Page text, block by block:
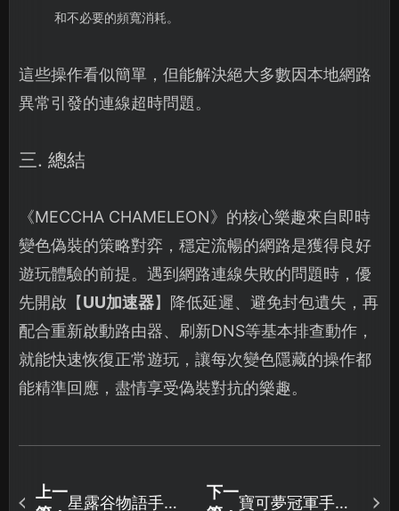
和不必要的頻寬消耗。
這些操作看似簡單，但能解決絕大多數因本地網路
異常引發的連線超時問題。
三. 總結
《MECCHA CHAMELEON》的核心樂趣來自即時
變色偽裝的策略對弈，穩定流暢的網路是獲得良好
遊玩體驗的前提。遇到網路連線失敗的問題時，優
先開啟【UU加速器】降低延遲、避免封包遺失，再
配合重新啟動路由器、刷新DNS等基本排查動作，
就能快速恢復正常遊玩，讓每次變色隱藏的操作都
能精準回應，盡情享受偽裝對抗的樂趣。
上一
星露谷物語手機
下一
寶可夢冠軍手遊